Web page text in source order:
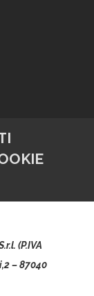
(P.IVA
– 87040